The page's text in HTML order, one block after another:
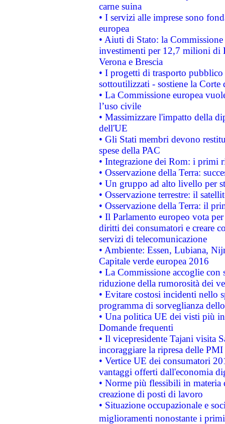
carne suina
• I servizi alle imprese sono
europea
• Aiuti di Stato: la
investimenti per 12,7 milioni di
Verona e Brescia
• I progetti di trasporto
sottoutilizzati - sostiene la Corte
• La Commissione europea
l’uso civile
• Massimizzare l'impatto della
dell'UE
• Gli Stati membri devono
spese della PAC
• Integrazione dei Rom: i primi
• Osservazione della Terra:
• Un gruppo ad alto livello per
• Osservazione terrestre: il
• Osservazione della Terra: il
• Il Parlamento europeo vota
diritti dei consumatori e creare
servizi di telecomunicazione
• Ambiente: Essen, Lubiana,
Capitale verde europea 2016
• La Commissione accoglie
riduzione della rumorosità dei
• Evitare costosi incidenti nello
programma di sorveglianza
• Una politica UE dei visti più
Domande frequenti
• Il vicepresidente Tajani visita
incoraggiare la ripresa delle
• Vertice UE dei consumatori
vantaggi offerti dall'economia
• Norme più flessibili in materia
creazione di posti di lavoro
• Situazione occupazionale e
miglioramenti nonostante i